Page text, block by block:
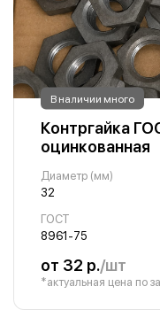
В наличии много
Контргайка
оцинкованная
Диаметр (мм)
32
ГОСТ
8961-75
от 32 р./шт
*актуальная цена по